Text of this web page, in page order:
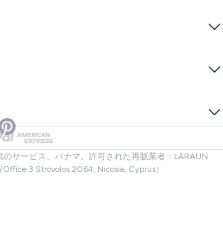
ス
バシー
サービス、パナマ。許可された再販業者：LARAUN
3 Strovolos 2064, Nicosia, Cyprus）